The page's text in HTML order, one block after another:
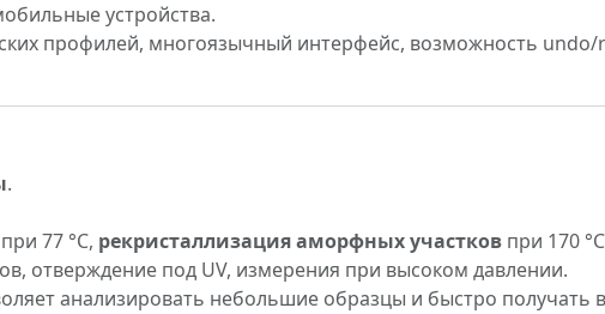
устройства.
профилей, многоязычный интерфейс, возможность undo/
.
при 77 °C, рекристаллизация аморфных участков при 170
отверждение под UV, измерения при высоком давлении.
анализировать небольшие образцы и быстро получать